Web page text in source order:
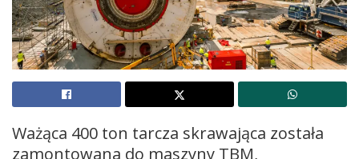
Ważąca 400 ton tarcza skrawająca została
zamontowana do maszyny TBM,